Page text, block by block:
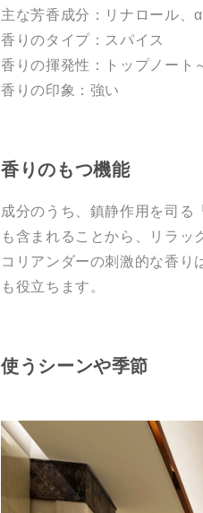
主な芳香成分：リナロール、
香りのタイプ：スパイス
香りの揮発性：トップノート
香りの印象：強い
香りのもつ機能
成分のうち、鎮静作用を司る
も含まれることから、リラッ
コリアンダーの刺激的な香り
も役立ちます。
使うシーンや季節